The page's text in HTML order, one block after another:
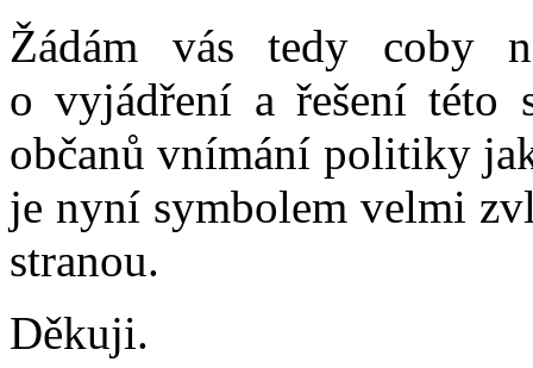
Žádám vás tedy coby
o vyjádření a řešení této
občanů vnímání politiky
je nyní symbolem velmi
stranou.
Děkuji.